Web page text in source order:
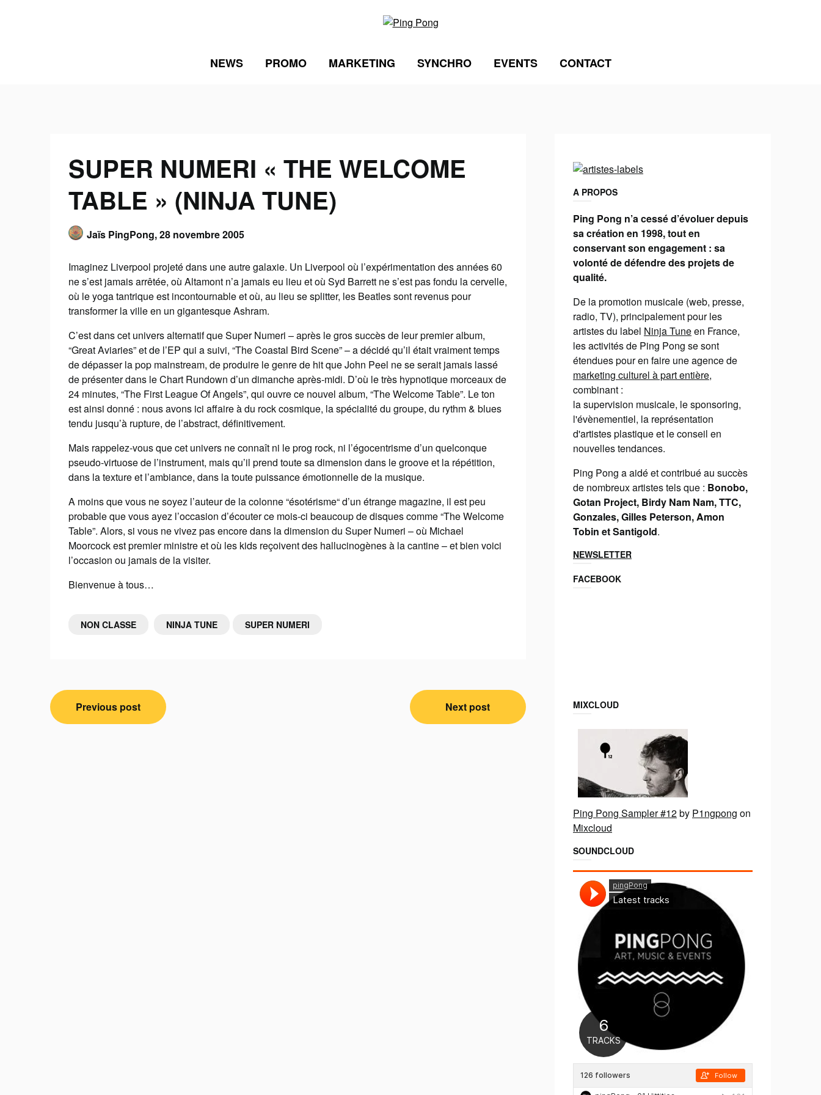
NEWS PROMO MARKETING SYNCHRO EVENTS CONTACT
SUPER NUMERI « THE WELCOME
TABLE » (NINJA TUNE)
Jaïs PingPong,28 novembre 2005
Imaginez Liverpool projeté dans une autre galaxie. Un Liverpool où l’expérimentation des années 60
ne s’est jamais arrêtée, où Altamont n’a jamais eu lieu et où Syd Barrett ne s’est pas fondu la cervelle,
où le yoga tantrique est incontournable et où, au lieu se splitter, les Beatles sont revenus pour
transformer la ville en un gigantesque Ashram.
C’est dans cet univers alternatif que Super Numeri – après le gros succès de leur premier album,
“Great Aviaries” et de l’EP qui a suivi, “The Coastal Bird Scene” – a décidé qu’il était vraiment temps
de dépasser la pop mainstream, de produire le genre de hit que John Peel ne se serait jamais lassé
de présenter dans le Chart Rundown d’un dimanche après-midi. D’où le très hypnotique morceaux de
24 minutes, “The First League Of Angels”, qui ouvre ce nouvel album, “The Welcome Table”. Le ton
est ainsi donné : nous avons ici affaire à du rock cosmique, la spécialité du groupe, du rythm & blues
tendu jusqu’à rupture, de l’abstract, définitivement.
Mais rappelez-vous que cet univers ne connaît ni le prog rock, ni l’égocentrisme d’un quelconque
pseudo-virtuose de l’instrument, mais qu’il prend toute sa dimension dans le groove et la répétition,
dans la texture et l’ambiance, dans la toute puissance émotionnelle de la musique.
A moins que vous ne soyez l’auteur de la colonne “ésotérisme“ d’un étrange magazine, il est peu
probable que vous ayez l’occasion d’écouter ce mois-ci beaucoup de disques comme “The Welcome
Table”. Alors, si vous ne vivez pas encore dans la dimension du Super Numeri – où Michael
Moorcock est premier ministre et où les kids reçoivent des hallucinogènes à la cantine – et bien voici
l’occasion ou jamais de la visiter.
Bienvenue à tous…
NON CLASSE NINJA TUNE SUPER NUMERI
Navigation
de
Previous post Next post
A PROPOS
Ping Pong n’a cessé d’évoluer depuis
sa création en 1998, tout en
conservant son engagement : sa
volonté de défendre des projets de
qualité.
De la promotion musicale (web, presse,
radio, TV), principalement pour les
artistes du label Ninja Tuneen France,
les activités de Ping Pong se sont
étendues pour en faire une agence de
marketing culturel à part entière,
combinant :
la supervision musicale, le sponsoring,
l'évènementiel, la représentation
d'artistes plastique et le conseil en
nouvelles tendances.
Ping Pong a aidé et contribué au succès
de nombreux artistes tels que : Bonobo,
Gotan Project, Birdy Nam Nam, TTC,
Gonzales, Gilles Peterson, Amon
Tobin et Santigold.
NEWSLETTER
FACEBOOK
MIXCLOUD
Ping Pong Sampler #12by P1ngpong on
Mixcloud
SOUNDCLOUD